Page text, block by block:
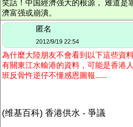
笑話！中国經濟强大的根源， 难道是
濟富强或崩潰。
匿名
2012/9/19 22:54
為什麼大陸朋友不會看到以下這些資料
有關東江水輸港的資料，可能是香港
班反骨忤逆仔不懂感恩圖報......
(维基百科) 香港供水 - 爭議